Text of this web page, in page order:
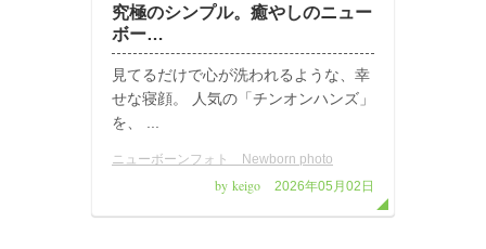
究極のシンプル。癒やしのニュー
ボー…
見てるだけで心が洗われるような、幸
せな寝顔。 人気の「チンオンハンズ」
を、 ...
ニューボーンフォト Newborn photo
by keigo 2026年05月02日